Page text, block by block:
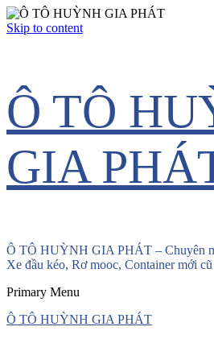
Skip to content
Ô TÔ
GIA
Ô TÔ HUỲNH GIA PHÁT – Chuyên
Xe đầu kéo, Rơ mooc, Container mới
Primary Menu
Ô TÔ HUỲNH GIA PHÁT